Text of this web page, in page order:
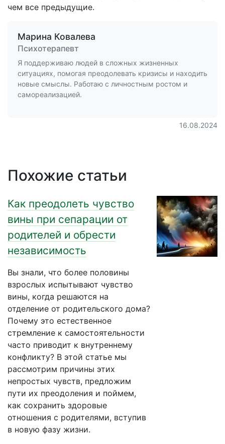
чем все предыдущие.
Марина Ковалева
Психотерапевт
Я поддерживаю людей в сложных жизненных
ситуациях, помогая преодолевать кризисы и находить
новые смыслы. Работаю с личностным ростом и
самореализацией.
16.08.2024
Похожие статьи
Как преодолеть чувство
вины при сепарации от
родителей и обрести
независимость
Вы знали, что более половины
взрослых испытывают чувство
вины, когда решаются на
отделение от родительского дома?
Почему это естественное
стремление к самостоятельности
часто приводит к внутреннему
конфликту? В этой статье мы
рассмотрим причины этих
непростых чувств, предложим
пути их преодоления и поймем,
как сохранить здоровые
отношения с родителями, вступив
в новую фазу жизни.